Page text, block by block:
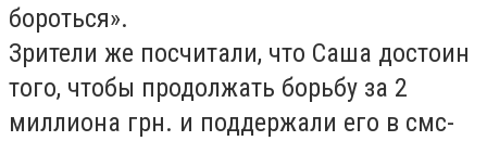
бороться».
Зрители же посчитали, что Саша достоин
того, чтобы продолжать борьбу за 2
миллиона грн. и поддержали его в смс-